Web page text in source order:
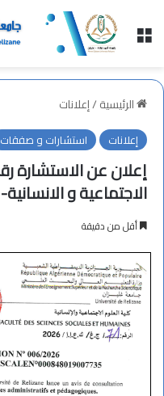
القائمة
الرئيسية/إعلانات
إعلانات استشارات و صفقات
الاجتماعية و الانسانية-
أقل من دقيقة